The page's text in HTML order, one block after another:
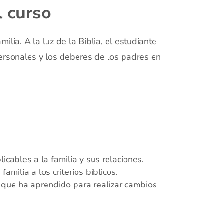
curso
A la luz de la Biblia, el estudiante
y los deberes de los padres en
a la familia y sus relaciones.
a los criterios bíblicos.
ha aprendido para realizar cambios